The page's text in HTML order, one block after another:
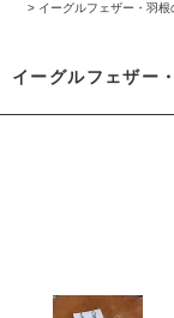
> イーグルフェザー・羽
イーグルフェザー